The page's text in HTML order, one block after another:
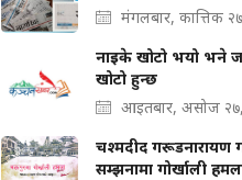
मंगलबार, कात्तिक
नाइके खोटो भयो भने
खोटो हुन्छ
आइतबार, असोज
चश्मदीद गरूडनारायण
सम्झनामा गोर्खाली